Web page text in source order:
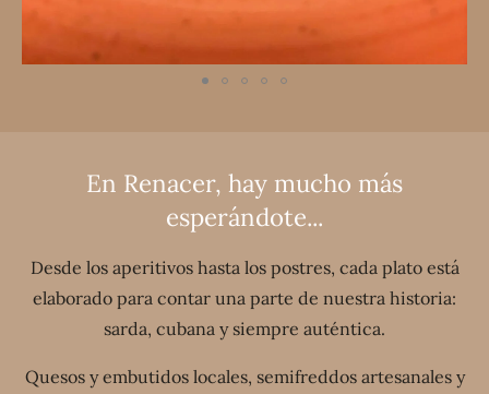
En Renacer, hay mucho más
esperándote...
Desde los aperitivos hasta los postres, cada plato está
elaborado para contar una parte de nuestra historia:
sarda, cubana y siempre auténtica.
Quesos y embutidos locales, semifreddos artesanales y